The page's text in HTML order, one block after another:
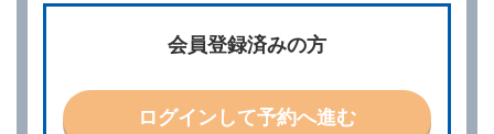
別に定める料金表等に同意のうえ、別に定める方法に
他の借受条件（以下「借受条件」といいます。）を明
示して予約の申込みを行うことができます。なお、当
会員登録済みの方
ログインして予約へ進む